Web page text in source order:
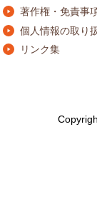
著作権・免責事
個人情報の取り
リンク集